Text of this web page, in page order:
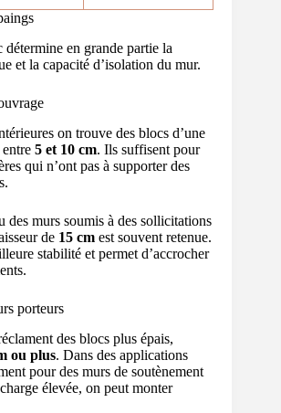
détermine en grande partie la
et la capacité d’isolation du mur.
on trouve des blocs d’une
5 et 10 cm. Ils suffisent pour
qui n’ont pas à supporter des
des murs soumis à des sollicitations
de 15 cm est souvent retenue.
stabilité et permet d’accrocher
porteurs
des blocs plus épais,
ou plus. Dans des applications
pour des murs de soutènement
élevée, on peut monter